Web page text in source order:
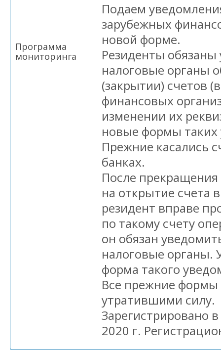
Программа
мониторинга
Подаем
зарубежных
новой форме.
Резиденты обязаны
налоговые органы
(закрытии) счетов
финансовых
изменении их
новые формы
Прежние касались
банках.
После
на открытие счета
резидент вправе
по такому счету
он обязан
налоговые органы.
форма такого
Все прежние
утратившими силу.
Зарегистрировано
2020 г.